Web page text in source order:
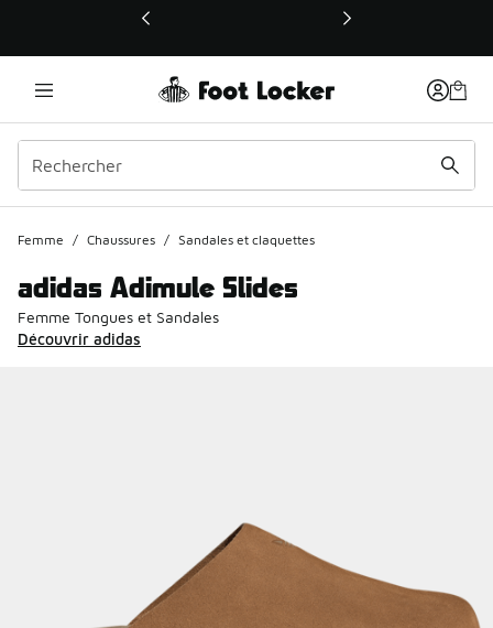
Ce lien ouvrira une nouvelle fenêtre
Femme / Chaussures / Sandales et claquettes
adidas Adimule Slides
Femme Tongues et Sandales
Découvrir adidas